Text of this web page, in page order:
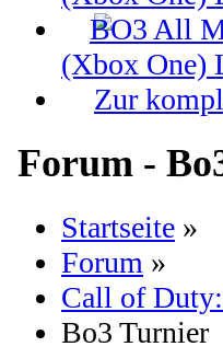
(Xbox One)
Zur
Forum -
Startseite »
Forum »
Call of
Bo3 Turnier